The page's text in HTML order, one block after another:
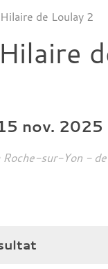
de Loulay 2
nov. 2025
Roche-sur-Yon -